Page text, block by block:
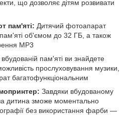
що дозволяє дітям розвивати
пам'яті: Дитячий фотоапарат
об'ємом до 32 ГБ, а також
MP3
пам'яті ви знайдете
прослуховування музики,
багатофункціональним
Завдяки вбудованому
дитина зможе моментально
без використання фарби —